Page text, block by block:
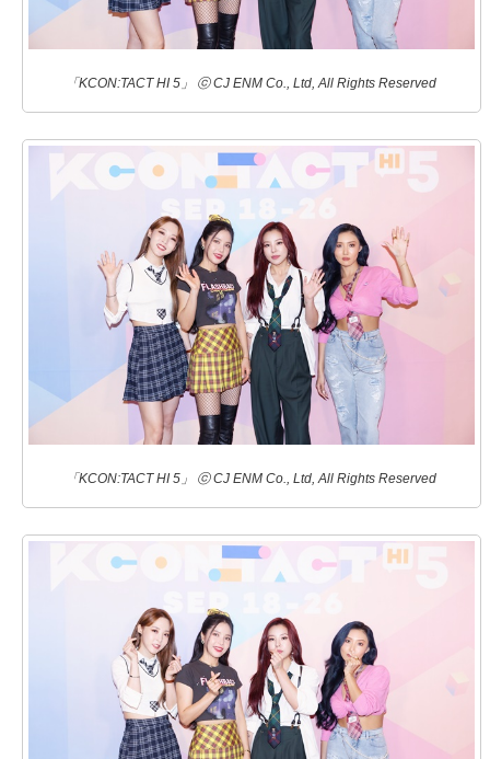
「KCON:TACT HI 5」 ⓒ CJ ENM Co., Ltd, All Rights Reserved
「KCON:TACT HI 5」 ⓒ CJ ENM Co., Ltd, All Rights Reserved